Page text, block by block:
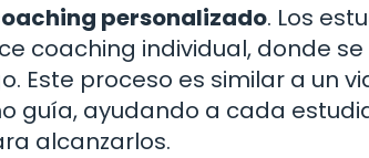
personalizado. Los
coaching individual, donde se
Este proceso es similar a un
guía, ayudando a cada
alcanzarlos.